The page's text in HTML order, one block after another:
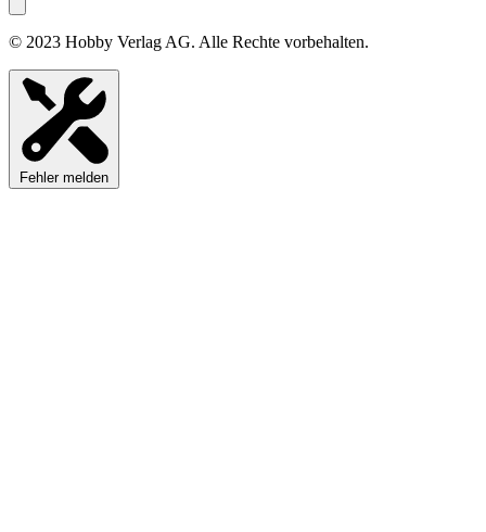
© 2023 Hobby Verlag AG. Alle Rechte vorbehalten.
Fehler melden